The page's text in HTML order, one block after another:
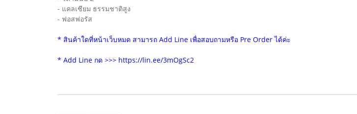
- แคลเซียม ธรรมชาติสูง
- ฟอสฟอรัส
* สินค้าใดที่หน้าเว็บหมด สามารถ Add Line เพื่อสอบถามหรือ Pre Order ได้ค่ะ
* Add Line กด >>> https://lin.ee/3mOgSc2